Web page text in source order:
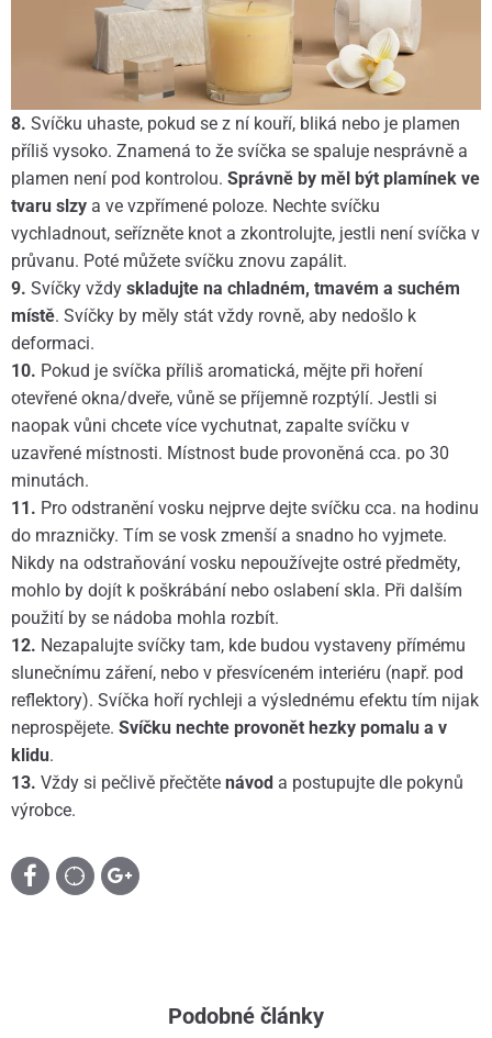
8. Svíčku uhaste, pokud se z ní kouří, bliká nebo je plamen
příliš vysoko. Znamená to že svíčka se spaluje nesprávně a
plamen není pod kontrolou. Správně by měl být plamínek ve
tvaru slzy a ve vzpřímené poloze. Nechte svíčku
vychladnout, seřízněte knot a zkontrolujte, jestli není svíčka v
průvanu. Poté můžete svíčku znovu zapálit.
9. Svíčky vždy skladujte na chladném, tmavém a suchém
místě. Svíčky by měly stát vždy rovně, aby nedošlo k
deformaci.
10. Pokud je svíčka příliš aromatická, mějte při hoření
otevřené okna/dveře, vůně se příjemně rozptýlí. Jestli si
naopak vůni chcete více vychutnat, zapalte svíčku v
uzavřené místnosti. Místnost bude provoněná cca. po 30
minutách.
11. Pro odstranění vosku nejprve dejte svíčku cca. na hodinu
do mrazničky. Tím se vosk zmenší a snadno ho vyjmete.
Nikdy na odstraňování vosku nepoužívejte ostré předměty,
mohlo by dojít k poškrábání nebo oslabení skla. Při dalším
použití by se nádoba mohla rozbít.
12. Nezapalujte svíčky tam, kde budou vystaveny přímému
slunečnímu záření, nebo v přesvíceném interiéru (např. pod
reflektory). Svíčka hoří rychleji a výslednému efektu tím nijak
neprospějete. Svíčku nechte provonět hezky pomalu a v
klidu.
13. Vždy si pečlivě přečtěte návod a postupujte dle pokynů
výrobce.
Podobné články